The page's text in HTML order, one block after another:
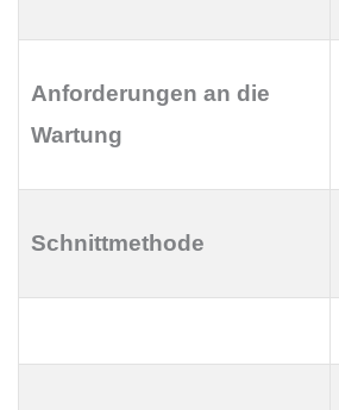
Anforderungen an die
Wartung
Schnittmethode